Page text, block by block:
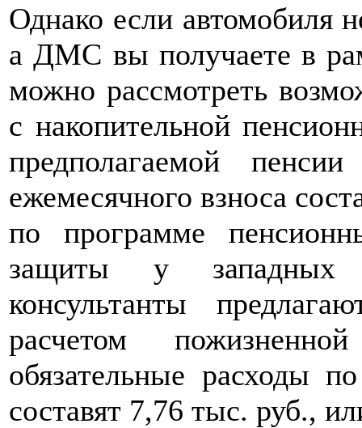
Однако если автомобиля
а ДМС вы получаете в
можно рассмотреть
с накопительной
предполагаемой
ежемесячного взноса
по программе
защиты у западных
консультанты
расчетом
обязательные расходы
составят 7,76 тыс. руб.,